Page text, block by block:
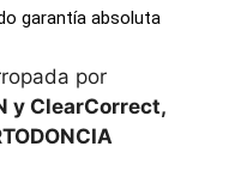
garantía absoluta
por
y ClearCorrect,